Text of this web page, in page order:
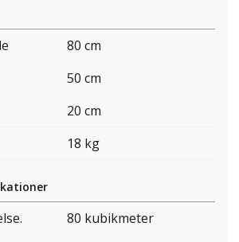
80 cm
50 cm
20 cm
18 kg
80 kubikmeter